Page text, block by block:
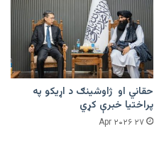
حقاني او ژاوشینګ د اړیکو په
پراختیا خبرې کړي
۲۷ Apr ۲۰۲۶